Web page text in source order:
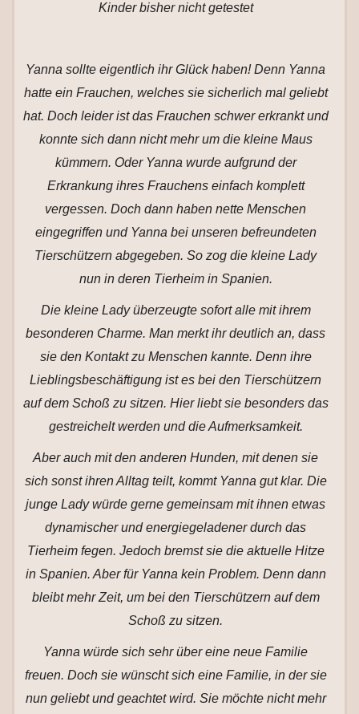
Kinder bisher nicht getestet
Yanna sollte eigentlich ihr Glück haben! Denn Yanna
hatte ein Frauchen, welches sie sicherlich mal geliebt
hat. Doch leider ist das Frauchen schwer erkrankt und
konnte sich dann nicht mehr um die kleine Maus
kümmern. Oder Yanna wurde aufgrund der
Erkrankung ihres Frauchens einfach komplett
vergessen. Doch dann haben nette Menschen
eingegriffen und Yanna bei unseren befreundeten
Tierschützern abgegeben. So zog die kleine Lady
nun in deren Tierheim in Spanien.
Die kleine Lady überzeugte sofort alle mit ihrem
besonderen Charme. Man merkt ihr deutlich an, dass
sie den Kontakt zu Menschen kannte. Denn ihre
Lieblingsbeschäftigung ist es bei den Tierschützern
auf dem Schoß zu sitzen. Hier liebt sie besonders das
gestreichelt werden und die Aufmerksamkeit.
Aber auch mit den anderen Hunden, mit denen sie
sich sonst ihren Alltag teilt, kommt Yanna gut klar. Die
junge Lady würde gerne gemeinsam mit ihnen etwas
dynamischer und energiegeladener durch das
Tierheim fegen. Jedoch bremst sie die aktuelle Hitze
in Spanien. Aber für Yanna kein Problem. Denn dann
bleibt mehr Zeit, um bei den Tierschützern auf dem
Schoß zu sitzen.
Yanna würde sich sehr über eine neue Familie
freuen. Doch sie wünscht sich eine Familie, in der sie
nun geliebt und geachtet wird. Sie möchte nicht mehr